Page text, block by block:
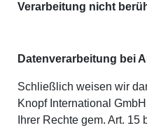
Verarbeitung nicht
Datenverarbeitung bei
Schließlich weisen wir
Knopf International
Ihrer Rechte gem. Art.